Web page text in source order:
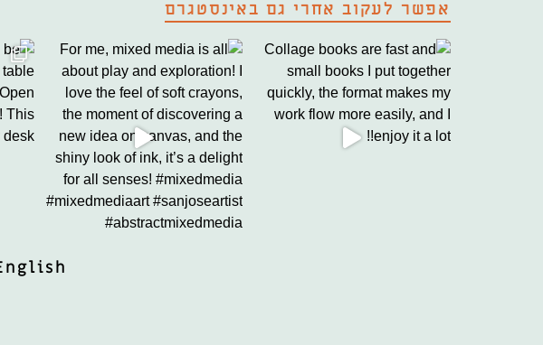
אפשר לעקוב אחרי גם באינסטגרם
For me, mixed media is all about play and
In a minute this will all be covered with a white
#mixedmediapaint